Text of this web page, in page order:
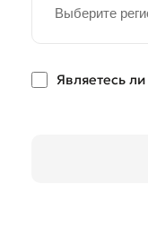
Выберите
Являетесь